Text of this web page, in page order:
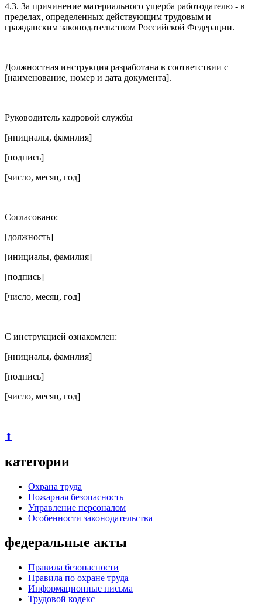
4.3. За причинение материального ущерба работодателю - в
пределах, определенных действующим трудовым и
гражданским законодательством Российской Федерации.
Должностная инструкция разработана в соответствии с
[наименование, номер и дата документа].
Руководитель кадровой службы
[инициалы, фамилия]
[подпись]
[число, месяц, год]
Согласовано:
[должность]
[инициалы, фамилия]
[подпись]
[число, месяц, год]
С инструкцией ознакомлен:
[инициалы, фамилия]
[подпись]
[число, месяц, год]
⬆
категории
Охрана труда
Пожарная безопасность
Управление персоналом
Особенности законодательства
федеральные акты
Правила безопасности
Правила по охране труда
Информационные письма
Трудовой кодекс